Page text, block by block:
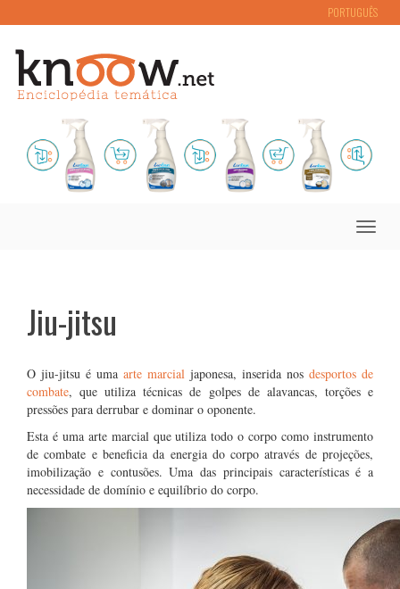
PORTUGUÊS
Toggle
Jiu-jitsu
O jiu-jitsu é uma arte marcial japonesa, inserida nos desportos de
combate, que utiliza técnicas de golpes de alavancas, torções e
pressões para derrubar e dominar o oponente.
Esta é uma arte marcial que utiliza todo o corpo como instrumento
de combate e beneficia da energia do corpo através de projeções,
imobilização e contusões. Uma das principais características é a
necessidade de domínio e equilíbrio do corpo.